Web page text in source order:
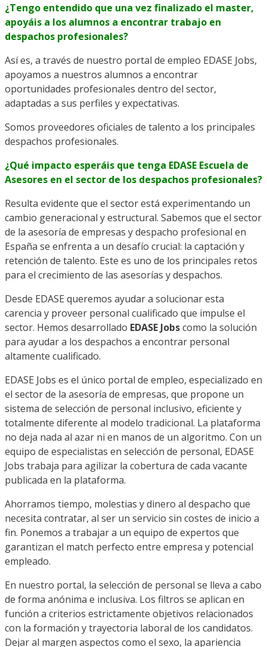
¿Tengo entendido que una vez finalizado el master,
apoyáis a los alumnos a encontrar trabajo en
despachos profesionales?
Así es, a través de nuestro portal de empleo EDASE Jobs,
apoyamos a nuestros alumnos a encontrar
oportunidades profesionales dentro del sector,
adaptadas a sus perfiles y expectativas.
Somos proveedores oficiales de talento a los principales
despachos profesionales.
¿Qué impacto esperáis que tenga EDASE Escuela de
Asesores en el sector de los despachos profesionales?
Resulta evidente que el sector está experimentando un
cambio generacional y estructural. Sabemos que el sector
de la asesoría de empresas y despacho profesional en
España se enfrenta a un desafío crucial: la captación y
retención de talento. Este es uno de los principales retos
para el crecimiento de las asesorías y despachos.
Desde EDASE queremos ayudar a solucionar esta
carencia y proveer personal cualificado que impulse el
sector. Hemos desarrollado EDASE Jobscomo la solución
para ayudar a los despachos a encontrar personal
altamente cualificado.
EDASE Jobs es el único portal de empleo, especializado en
el sector de la asesoría de empresas, que propone un
sistema de selección de personal inclusivo, eficiente y
totalmente diferente al modelo tradicional. La plataforma
no deja nada al azar ni en manos de un algoritmo. Con un
equipo de especialistas en selección de personal, EDASE
Jobs trabaja para agilizar la cobertura de cada vacante
publicada en la plataforma.
Ahorramos tiempo, molestias y dinero al despacho que
necesita contratar, al ser un servicio sin costes de inicio a
fin. Ponemos a trabajar a un equipo de expertos que
garantizan el match perfecto entre empresa y potencial
empleado.
En nuestro portal, la selección de personal se lleva a cabo
de forma anónima e inclusiva. Los filtros se aplican en
función a criterios estrictamente objetivos relacionados
con la formación y trayectoria laboral de los candidatos.
Dejar al margen aspectos como el sexo, la apariencia